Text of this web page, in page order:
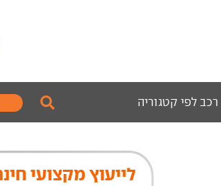
רכב לפי קטגוריה
לייעוץ מקצועי